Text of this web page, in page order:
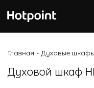
Главная - Духовые шкафы
Духовой шкаф